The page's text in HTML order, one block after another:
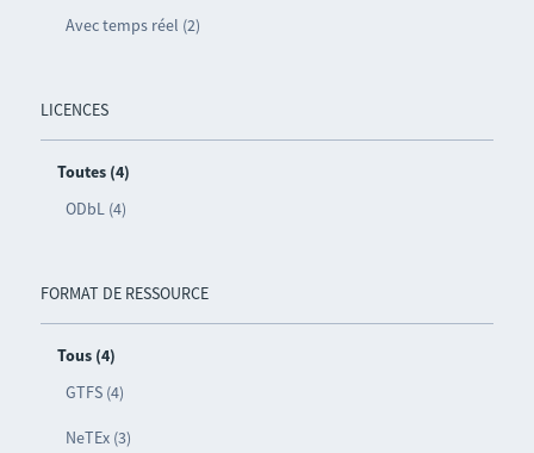
Avec temps réel (2)
LICENCES
Toutes (4)
ODbL (4)
FORMAT DE RESSOURCE
Tous (4)
GTFS (4)
NeTEx (3)